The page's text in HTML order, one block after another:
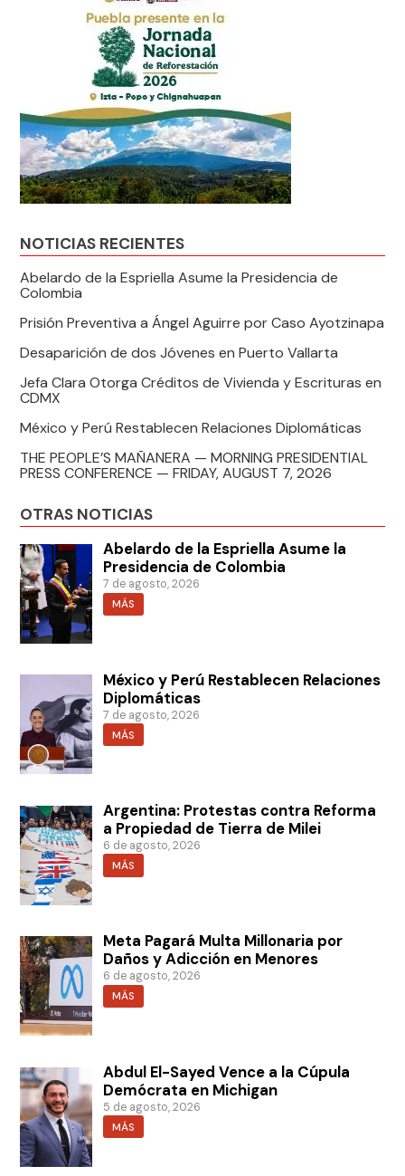
NOTICIAS RECIENTES
Abelardo de la Espriella Asume la Presidencia de
Colombia
Prisión Preventiva a Ángel Aguirre por Caso Ayotzinapa
Desaparición de dos Jóvenes en Puerto Vallarta
Jefa Clara Otorga Créditos de Vivienda y Escrituras en
CDMX
México y Perú Restablecen Relaciones Diplomáticas
THE PEOPLE’S MAÑANERA — MORNING PRESIDENTIAL
PRESS CONFERENCE — FRIDAY, AUGUST 7, 2026
OTRAS NOTICIAS
Abelardo de la Espriella Asume la
Presidencia de Colombia
7 de agosto, 2026
MÁS
México y Perú Restablecen Relaciones
Diplomáticas
7 de agosto, 2026
MÁS
Argentina: Protestas contra Reforma
a Propiedad de Tierra de Milei
6 de agosto, 2026
MÁS
Meta Pagará Multa Millonaria por
Daños y Adicción en Menores
6 de agosto, 2026
MÁS
Abdul El-Sayed Vence a la Cúpula
Demócrata en Michigan
5 de agosto, 2026
MÁS